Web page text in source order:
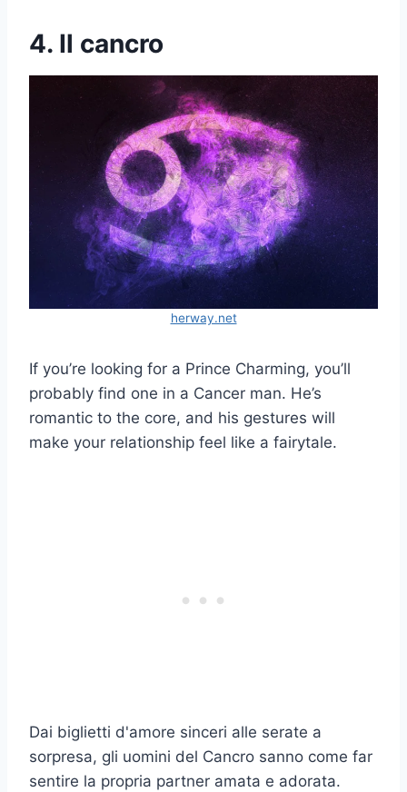
4. Il cancro
herway.net
If you’re looking for a Prince Charming, you’ll
probably find one in a Cancer man. He’s
romantic to the core, and his gestures will
make your relationship feel like a fairytale.
Dai biglietti d'amore sinceri alle serate a
sorpresa, gli uomini del Cancro sanno come far
sentire la propria partner amata e adorata.